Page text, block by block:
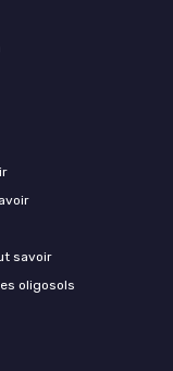
savoir
oligosols